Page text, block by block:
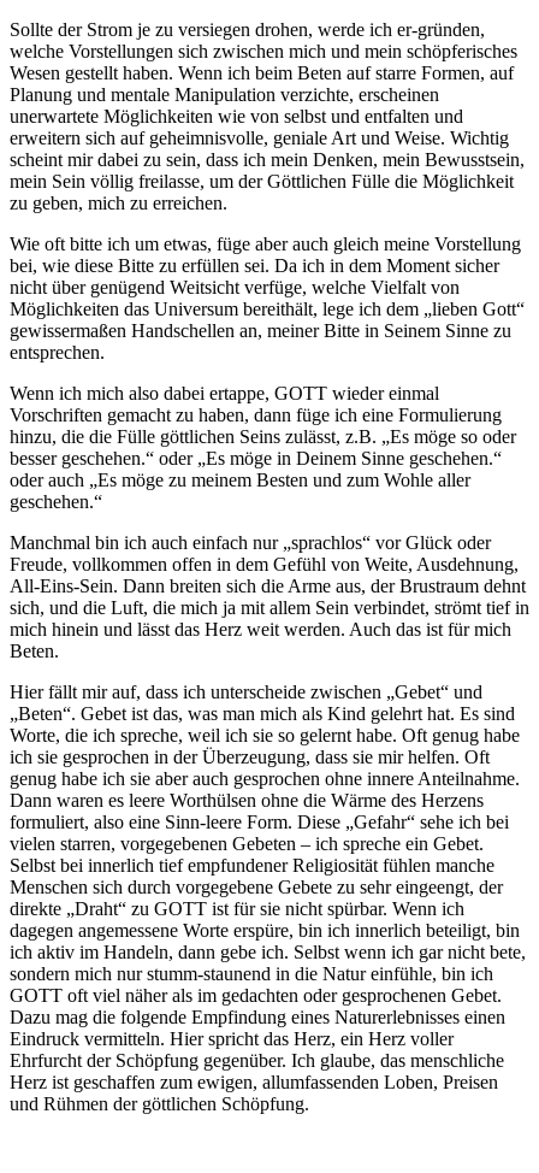
Sollte der Strom je zu versiegen drohen, werde ich er-gründen,
welche Vorstellungen sich zwischen mich und mein schöpferisches
Wesen gestellt haben. Wenn ich beim Beten auf starre Formen, auf
Planung und mentale Manipulation verzichte, erscheinen
unerwartete Möglichkeiten wie von selbst und entfalten und
erweitern sich auf geheimnisvolle, geniale Art und Weise. Wichtig
scheint mir dabei zu sein, dass ich mein Denken, mein Bewusstsein,
mein Sein völlig freilasse, um der Göttlichen Fülle die Möglichkeit
zu geben, mich zu erreichen.
Wie oft bitte ich um etwas, füge aber auch gleich meine Vorstellung
bei, wie diese Bitte zu erfüllen sei. Da ich in dem Moment sicher
nicht über genügend Weitsicht verfüge, welche Vielfalt von
Möglichkeiten das Universum bereithält, lege ich dem „lieben Gott“
gewissermaßen Handschellen an, meiner Bitte in Seinem Sinne zu
entsprechen.
Wenn ich mich also dabei ertappe, GOTT wieder einmal
Vorschriften gemacht zu haben, dann füge ich eine Formulierung
hinzu, die die Fülle göttlichen Seins zulässt, z.B. „Es möge so oder
besser geschehen.“ oder „Es möge in Deinem Sinne geschehen.“
oder auch „Es möge zu meinem Besten und zum Wohle aller
geschehen.“
Manchmal bin ich auch einfach nur „sprachlos“ vor Glück oder
Freude, vollkommen offen in dem Gefühl von Weite, Ausdehnung,
All-Eins-Sein. Dann breiten sich die Arme aus, der Brustraum dehnt
sich, und die Luft, die mich ja mit allem Sein verbindet, strömt tief in
mich hinein und lässt das Herz weit werden. Auch das ist für mich
Beten.
Hier fällt mir auf, dass ich unterscheide zwischen „Gebet“ und
„Beten“. Gebet ist das, was man mich als Kind gelehrt hat. Es sind
Worte, die ich spreche, weil ich sie so gelernt habe. Oft genug habe
ich sie gesprochen in der Überzeugung, dass sie mir helfen. Oft
genug habe ich sie aber auch gesprochen ohne innere Anteilnahme.
Dann waren es leere Worthülsen ohne die Wärme des Herzens
formuliert, also eine Sinn-leere Form. Diese „Gefahr“ sehe ich bei
vielen starren, vorgegebenen Gebeten – ich spreche ein Gebet.
Selbst bei innerlich tief empfundener Religiosität fühlen manche
Menschen sich durch vorgegebene Gebete zu sehr eingeengt, der
direkte „Draht“ zu GOTT ist für sie nicht spürbar. Wenn ich
dagegen angemessene Worte erspüre, bin ich innerlich beteiligt, bin
ich aktiv im Handeln, dann gebe ich. Selbst wenn ich gar nicht bete,
sondern mich nur stumm-staunend in die Natur einfühle, bin ich
GOTT oft viel näher als im gedachten oder gesprochenen Gebet.
Dazu mag die folgende Empfindung eines Naturerlebnisses einen
Eindruck vermitteln. Hier spricht das Herz, ein Herz voller
Ehrfurcht der Schöpfung gegenüber. Ich glaube, das menschliche
Herz ist geschaffen zum ewigen, allumfassenden Loben, Preisen
und Rühmen der göttlichen Schöpfung.